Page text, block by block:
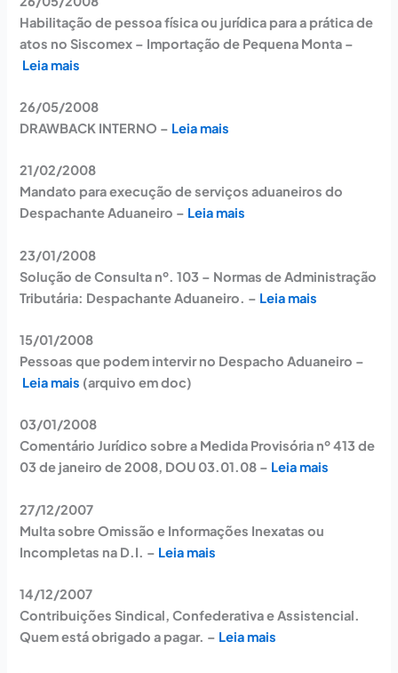
Habilitação de pessoa física ou jurídica para a prática de
atos no Siscomex – Importação de Pequena Monta –
Leia mais
26/05/2008
DRAWBACK INTERNO – Leia mais
21/02/2008
Mandato para execução de serviços aduaneiros do
Despachante Aduaneiro – Leia mais
23/01/2008
Solução de Consulta nº. 103 – Normas de Administração
Tributária: Despachante Aduaneiro. – Leia mais
15/01/2008
Pessoas que podem intervir no Despacho Aduaneiro –
Leia mais (arquivo em doc)
03/01/2008
Comentário Jurídico sobre a Medida Provisória nº 413 de
03 de janeiro de 2008, DOU 03.01.08 – Leia mais
27/12/2007
Multa sobre Omissão e Informações Inexatas ou
Incompletas na D.I. – Leia mais
14/12/2007
Contribuições Sindical, Confederativa e Assistencial.
Quem está obrigado a pagar. – Leia mais